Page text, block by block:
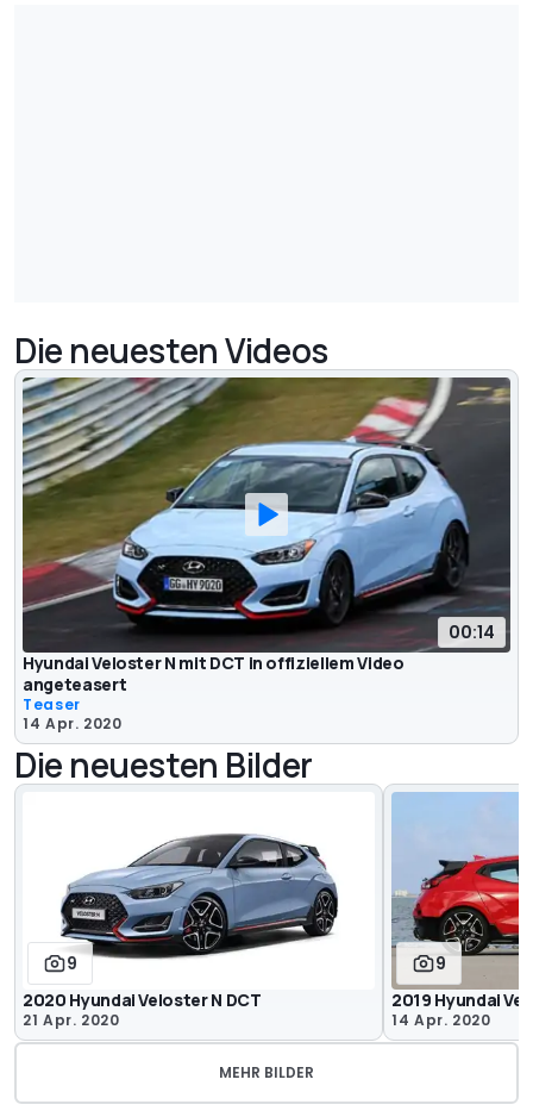
Die neuesten Videos
00:14
Hyundai Veloster N mit DCT in offiziellem Video
angeteasert
Teaser
14 Apr. 2020
Die neuesten Bilder
9
2020 Hyundai Veloster N DCT
21 Apr. 2020
9
2019 Hyundai
14 Apr. 2020
MEHR BILDER